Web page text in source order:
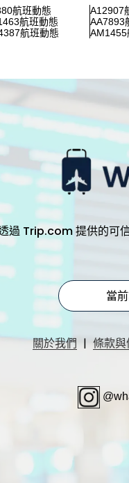
航班動態 A12907
航班動態 AA7893
航班動態 AM1455
Trip.com 提供的可
當
關於我們 | 條款與